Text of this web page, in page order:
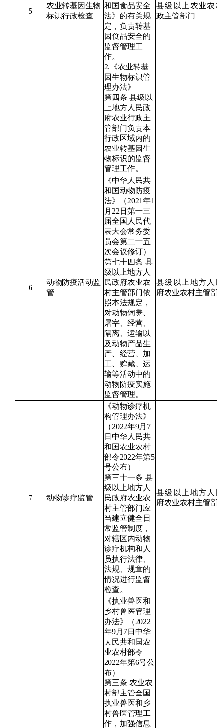
5
农业转基因生物
标识行政检查
和国食品安全
法》的有关规
定，负责转基
因食品安全的
监督管理工
作。
2.《农业转基
因生物标识管
理办法》
第四条 县级以
上地方人民政
府农业行政主
管部门负责本
行政区域内的
农业转基因生
物标识的监督
管理工作。
县级以上农业农
政主管部门
6
动物防疫活动监
管
《中华人民共
和国动物防疫
法》（2021年1
月22日第十三
届全国人民代
表大会常务委
员会第二十五
次会议修订）
第七十四条 县
级以上地方人
民政府农业农
村主管部门依
照本法规定，
对动物饲养、
屠宰、经营、
隔离、运输以
及动物产品生
产、经营、加
工、贮藏、运
输等活动中的
动物防疫实施
监督管理。
县级以上地方人
府农业农村主管
7 动物诊疗监管
《动物诊疗机
构管理办法》
（2022年9月7
日中华人民共
和国农业农村
部令2022年第5
号公布）
第三十一条 县
级以上地方人
民政府农业农
村主管部门应
当建立健全日
常监管制度，
对辖区内动物
诊疗机构和人
员执行法律、
法规、规章的
情况进行监督
检查。
县级以上地方人
府农业农村主管
《执业兽医和
乡村兽医管理
办法》（2022
年9月7日中华
人民共和国农
业农村部令
2022年第6号公
布）
第三条 农业农
村部主管全国
执业兽医和乡
村兽医管理工
作，加强信息